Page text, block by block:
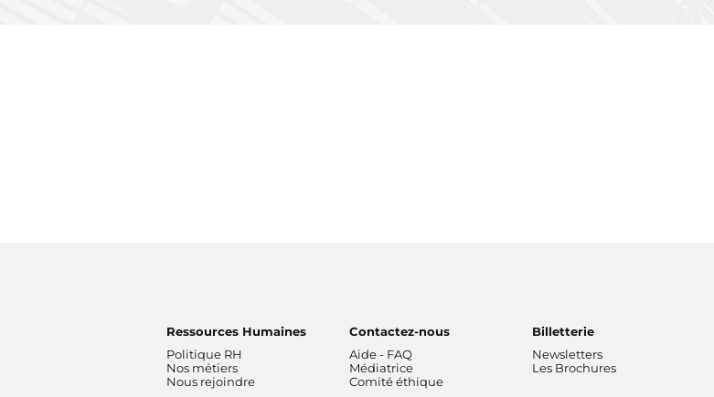
Ressources Humaines
Politique RH
Nos métiers
Nous rejoindre
Contactez-nous
Aide - FAQ
Médiatrice
Comité éthique
Billetterie
Newsletters
Les Brochures